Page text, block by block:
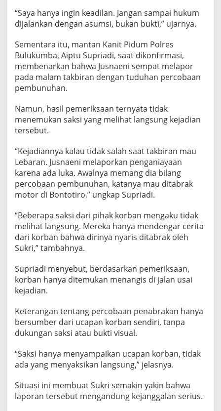
r
c
a
a
n
P
u
n
a
n
“Saya hanya ingin keadilan. Jangan sampai hukum
dijalankan dengan asumsi, bukan bukti,” ujarnya.
Sementara itu, mantan Kanit Pidum Polres
Bulukumba, Aiptu Supriadi, saat dikonfirmasi,
membenarkan bahwa Jusnaeni sempat melapor
pada malam takbiran dengan tuduhan percobaan
pembunuhan.
Namun, hasil pemeriksaan ternyata tidak
menemukan saksi yang melihat langsung kejadian
tersebut.
“Kejadiannya kalau tidak salah saat takbiran mau
Lebaran. Jusnaeni melaporkan penganiayaan
karena ada luka. Awalnya memang dia bilang
percobaan pembunuhan, katanya mau ditabrak
motor di Bontotiro,” ungkap Supriadi.
“Beberapa saksi dari pihak korban mengaku tidak
melihat langsung. Mereka hanya mendengar cerita
dari korban bahwa dirinya nyaris ditabrak oleh
Sukri,” tambahnya.
Supriadi menyebut, berdasarkan pemeriksaan,
korban hanya ditemukan menangis di jalan usai
kejadian.
Keterangan tentang percobaan penabrakan hanya
bersumber dari ucapan korban sendiri, tanpa
dukungan saksi atau bukti visual.
“Saksi hanya menyampaikan ucapan korban, tidak
ada yang menyaksikan langsung,” jelasnya.
Situasi ini membuat Sukri semakin yakin bahwa
laporan tersebut mengandung kejanggalan serius.